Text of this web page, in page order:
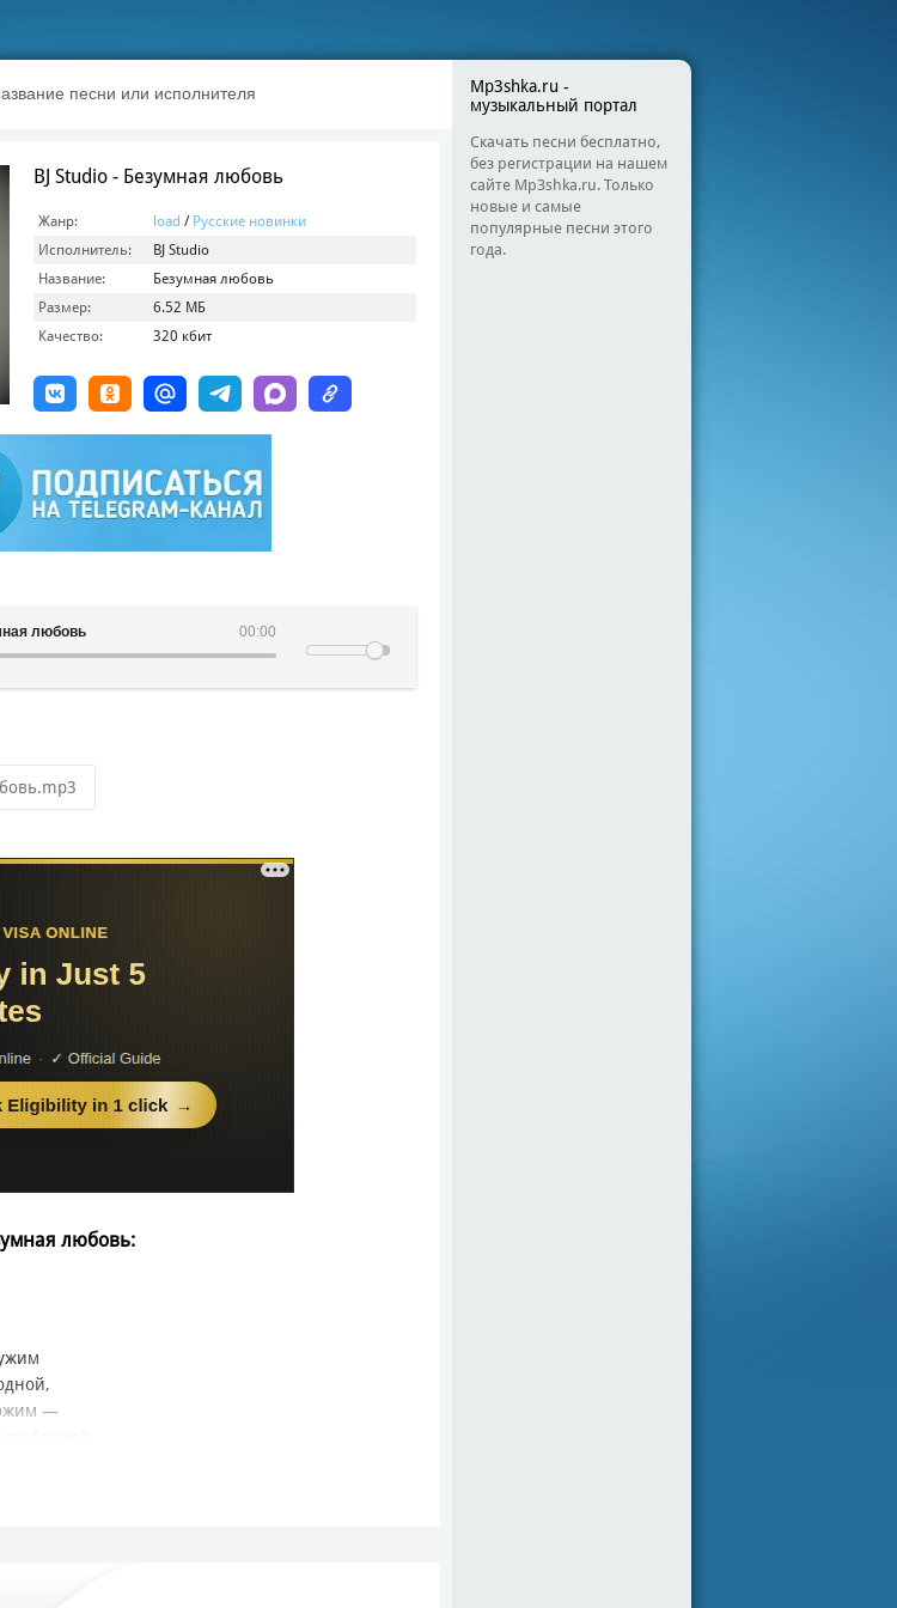
BJ Studio - Безумная любовь
Жанр: load / Русские новинки
Исполнитель:
BJ Studio
Название:
Безумная любовь
Размер:
6.52 МБ
Качество:
320 кбит
00:00
любовь
любовь:
—
Mp3shka.ru -
музыкальный портал
Скачать песни бесплатно,
без регистрации на нашем
сайте Mp3shka.ru. Только
новые и самые
популярные песни этого
года.